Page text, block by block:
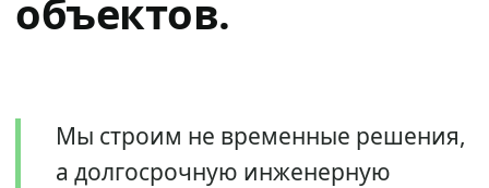
объектов.
Мы строим не временные решения,
а долгосрочную инженерную